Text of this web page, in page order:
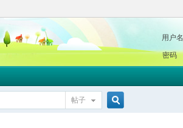
用户名
密码
帖子